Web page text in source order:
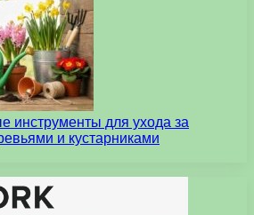
инструменты для ухода за
и кустарниками